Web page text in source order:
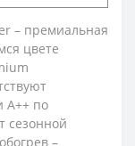
– премиальная
цвете
A++ по
сезонной
–